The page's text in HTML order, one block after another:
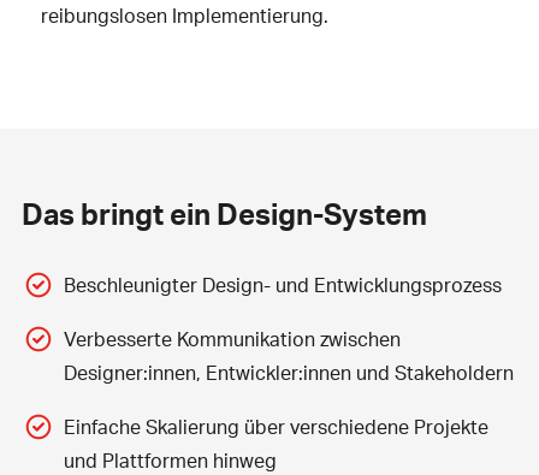
reibungslosen Implementierung.
Das bringt ein Design-System
Beschleunigter Design- und Entwicklungsprozess
Verbesserte Kommunikation zwischen
Designer:innen, Entwickler:innen und Stakeholdern
Einfache Skalierung über verschiedene Projekte
und Plattformen hinweg